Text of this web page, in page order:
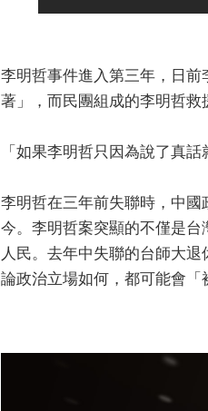
李明哲事件進入第三年，日
著」，而民團組成的李明哲救
「如果李明哲只因為說了真
李明哲在三年前失聯時，中
今。李明哲案突顯的不僅是
人民。去年中失聯的台師大
論政治立場如何，都可能會「